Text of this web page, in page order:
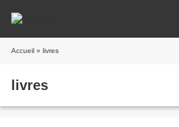
Accueil » livres
livres